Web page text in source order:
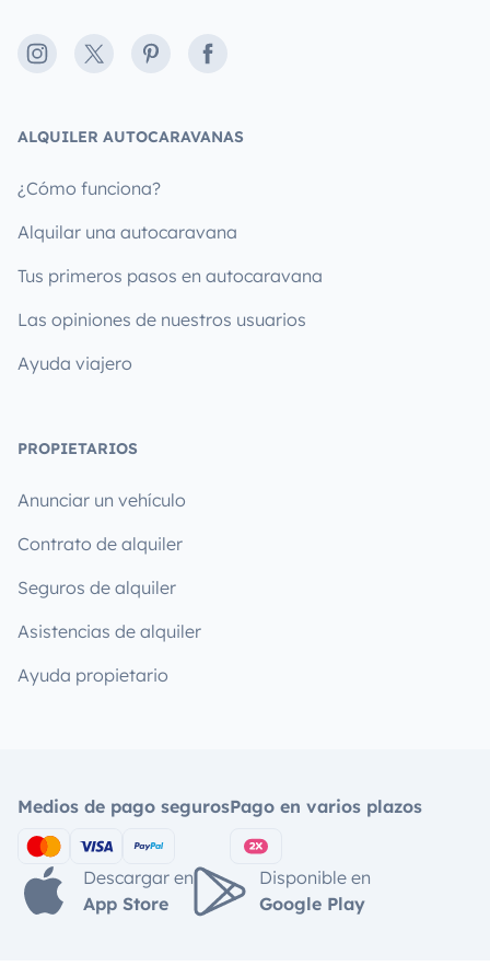
Instagram
X PinterestFacebook
ALQUILER AUTOCARAVANAS
¿Cómo funciona?
Alquilar una autocaravana
Tus primeros pasos en autocaravana
Las opiniones de nuestros usuarios
Ayuda viajero
PROPIETARIOS
Anunciar un vehículo
Contrato de alquiler
Seguros de alquiler
Asistencias de alquiler
Ayuda propietario
Medios de pago segurosPago en varios plazos
Descargar en
App Store
Disponible en
Google Play